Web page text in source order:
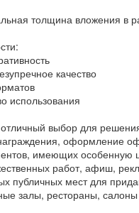
толщина вложения в
качество
использования
выбор для
оформление
имеющих особенную
работ, афиш,
публичных мест для
залы, рестораны, салоны